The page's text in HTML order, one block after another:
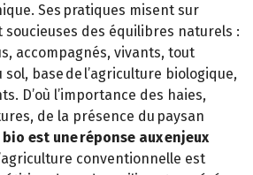
Ses pratiques misent sur
des équilibres naturels :
accompagnés, vivants, tout
base de l’agriculture biologique,
D’où l’importance des haies,
de la présence du paysan
bio est une réponse aux enjeux
conventionnelle est